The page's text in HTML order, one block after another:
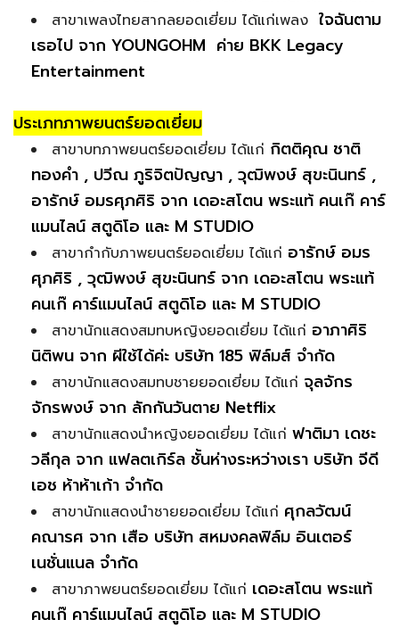
สาขาเพลงไทยสากลยอดเยี่ยม ได้แก่เพลง ใจฉันตาม
เธอไป จาก YOUNGOHM ค่าย BKK Legacy
Entertainment
ประเภทภาพยนตร์ยอดเยี่ยม
สาขาบทภาพยนตร์ยอดเยี่ยม ได้แก่ กิตติคุณ ชาติ
ทองคำ , ปวีณ ภูริจิตปัญญา , วุฒิพงษ์ สุขะนินทร์ ,
อารักษ์ อมรศุภศิริ จาก เดอะสโตน พระแท้ คนเก๊ คาร์
แมนไลน์ สตูดิโอ และ M STUDIO
สาขากำกับภาพยนตร์ยอดเยี่ยม ได้แก่ อารักษ์ อมร
ศุภศิริ , วุฒิพงษ์ สุขะนินทร์ จาก เดอะสโตน พระแท้
คนเก๊ คาร์แมนไลน์ สตูดิโอ และ M STUDIO
สาขานักแสดงสมทบหญิงยอดเยี่ยม ได้แก่ อาภาศิริ
นิติพน จาก ผีใช้ได้ค่ะ บริษัท 185 ฟิล์มส์ จำกัด
สาขานักแสดงสมทบชายยอดเยี่ยม ได้แก่ จุลจักร
จักรพงษ์ จาก ลักกันวันตาย Netflix
สาขานักแสดงนำหญิงยอดเยี่ยม ได้แก่ ฟาติมา เดชะ
วลีกุล จาก แฟลตเกิร์ล ชั้นห่างระหว่างเรา บริษัท จีดี
เอช ห้าห้าเก้า จำกัด
สาขานักแสดงนำชายยอดเยี่ยม ได้แก่ ศุกลวัฒน์
คณารศ จาก เสือ บริษัท สหมงคลฟิล์ม อินเตอร์
เนชั่นแนล จำกัด
สาขาภาพยนตร์ยอดเยี่ยม ได้แก่ เดอะสโตน พระแท้
คนเก๊ คาร์แมนไลน์ สตูดิโอ และ M STUDIO